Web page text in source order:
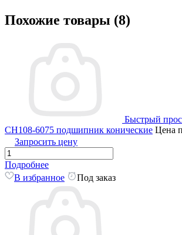
Похожие товары (8)
Быстрый
CH108-6075 подшипник конические Цена
Запросить цену
Подробнее
В избранное
Под заказ